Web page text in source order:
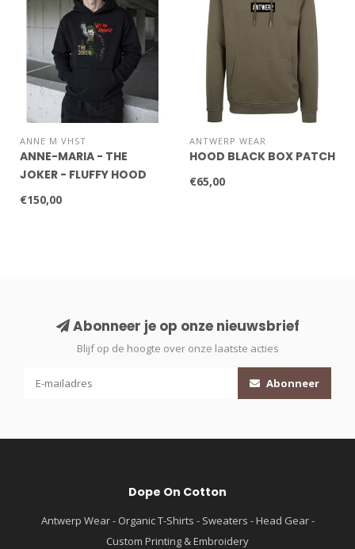
ANNE M VHST
ANNE-MARIA - THE
JOKER - FLUFFY HOOD
€150,00
ANTWERP WEAR
HOOD BLACK BOX PATCH
€65,00
Abonneer je op onze nieuwsbrief
Blijf op de hoogte over onze laatste acties
Abonneer
Dope On Cotton
Antwerp Wear - Organic T-Shirts - Sweaters - Head Gear -
Custom Printing & Embroidery